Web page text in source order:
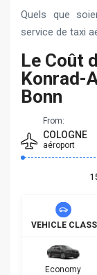
Quels que
service de taxi
Le Coût
Konrad-
Bonn
From:
COLOGNE
aéroport
VEHICLE CLASS
Economy